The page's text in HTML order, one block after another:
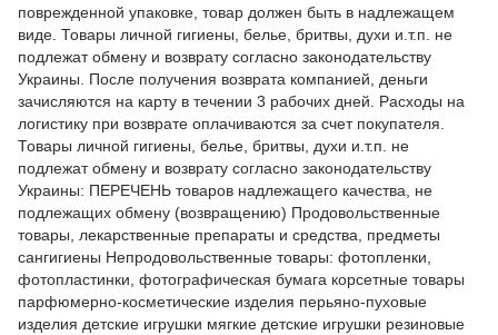
поврежденной упаковке, товар должен быть в надлежащем
виде. Товары личной гигиены, белье, бритвы, духи и.т.п. не
подлежат обмену и возврату согласно законодательству
Украины. После получения возврата компанией, деньги
зачисляются на карту в течении 3 рабочих дней. Расходы на
логистику при возврате оплачиваются за счет покупателя.
Товары личной гигиены, белье, бритвы, духи и.т.п. не
подлежат обмену и возврату согласно законодательству
Украины: ПЕРЕЧЕНЬ товаров надлежащего качества, не
подлежащих обмену (возвращению) Продовольственные
товары, лекарственные препараты и средства, предметы
сангигиены Непродовольственные товары: фотопленки,
фотопластинки, фотографическая бумага корсетные товары
парфюмерно-косметические изделия перьяно-пуховые
изделия детские игрушки мягкие детские игрушки резиновые